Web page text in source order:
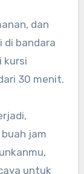
dan
di bandara
kursi
30 menit.
jam
untuk